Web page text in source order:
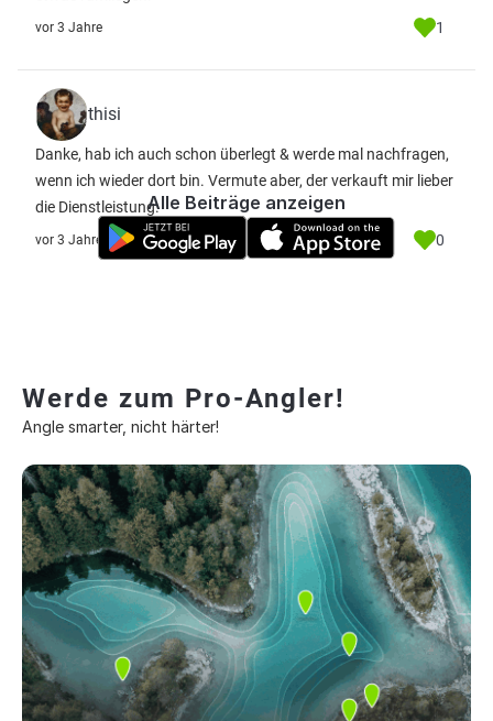
vor 3 Jahre 1
thisi
Danke, hab ich auch schon überlegt & werde mal nachfragen,
wenn ich wieder dort bin. Vermute aber, der verkauft mir lieber
die Dienstleistung.
vor 3 Jahre 0
Alle Beiträge anzeigen
Werde zum Pro-Angler!
Angle smarter, nicht härter!